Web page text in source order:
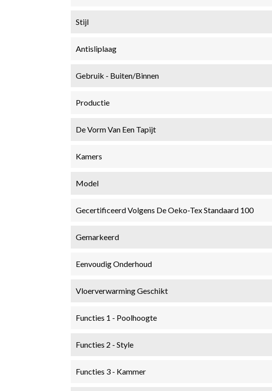
Stijl
Antisliplaag
Gebruik - Buiten/Binnen
Productie
De Vorm Van Een Tapijt
Kamers
Model
Gecertificeerd Volgens De Oeko-Tex Standaard 100
Gemarkeerd
Eenvoudig Onderhoud
Vloerverwarming Geschikt
Functies 1 - Poolhoogte
Functies 2 - Style
Functies 3 - Kammer